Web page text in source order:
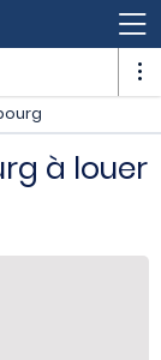
à louer